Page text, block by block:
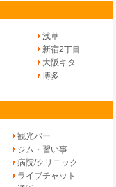
浅草
新宿2丁目
大阪キタ
博多
観光バー
ジム・習い事
病院/クリニック
ライブチャット